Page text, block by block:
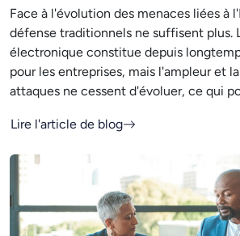
Face à l'évolution des menaces liées à
défense traditionnels ne suffisent plus.
électronique constitue depuis
pour les entreprises, mais l'ampleur et
attaques ne cessent d'évoluer, ce qui
Lire l'article de blog